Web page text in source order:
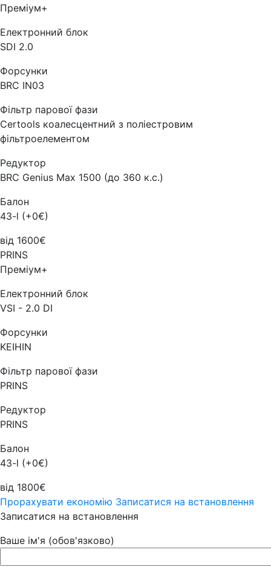
Преміум+
Електронний блок
SDI 2.0
Форсунки
BRC IN03
Фільтр парової фази
Certools коалесцентний з поліестровим
фільтроелементом
Редуктор
BRC Genius Max 1500 (до 360 к.с.)
Балон
43-l (+0€)
від 1600€
PRINS
Преміум+
Електронний блок
VSI - 2.0 DI
Форсунки
KEIHIN
Фільтр парової фази
PRINS
Редуктор
PRINS
Балон
43-l (+0€)
від 1800€
Прорахувати економію Записатися на встановлення
Записатися на встановлення
Ваше ім'я (обов'язково)